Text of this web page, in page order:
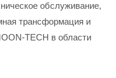
обслуживание,
трансформация и
TECH в области